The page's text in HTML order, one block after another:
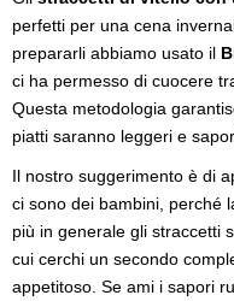
perfetti per una cena
prepararli abbiamo usato il
ci ha permesso di cuocere
Questa metodologia
piatti saranno leggeri e
Il nostro suggerimento è di
ci sono dei bambini, perché
più in generale gli straccetti
cui cerchi un secondo
appetitoso. Se ami i sapori